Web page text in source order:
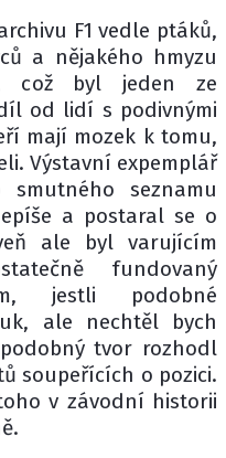
F1 vedle ptáků,
a nějakého hmyzu
což byl jeden ze
od lidí s podivnými
mají mozek k tomu,
Výstavní expemplář
seznamu
a postaral se o
ale byl varujícím
fundovaný
jestli podobné
ale nechtěl bych
tvor rozhodl
soupeřících o pozici.
v závodní historii